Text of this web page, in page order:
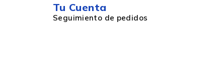
Tu Cuenta
Seguimiento de pedidos